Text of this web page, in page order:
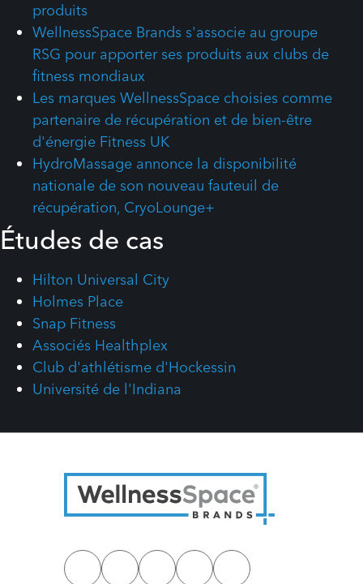
produits
WellnessSpace Brands s'associe au groupe
RSG pour apporter ses produits aux clubs de
fitness mondiaux
Les marques WellnessSpace choisies comme
partenaire de récupération et de bien-être
d'énergie Fitness UK
HydroMassage annonce la disponibilité
nationale de son nouveau fauteuil de
récupération, CryoLounge+
Études de cas
Hilton Universal City
Holmes Place
Snap Fitness
Associés Healthplex
Club d'athlétisme d'Hockessin
Université de l'Indiana